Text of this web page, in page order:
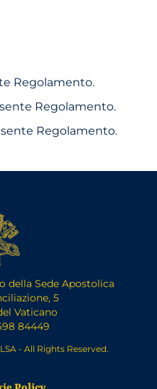
Regolamento.
Regolamento.
Regolamento.
della Sede Apostolica
5
Vaticano
84449
- All Rights Reserved.